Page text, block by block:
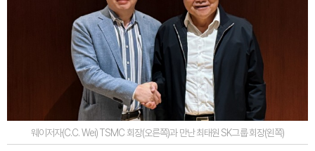
웨이저자(C.C. Wei) TSMC 회장(오른쪽)과 만난 최태원 SK그룹 회장(왼쪽)